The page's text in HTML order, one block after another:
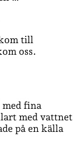
till
oss.
med fina
med vattnet
på en källa